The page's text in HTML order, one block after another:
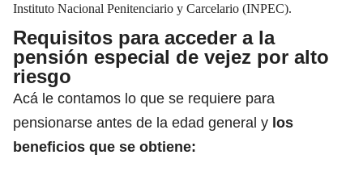
Instituto Nacional Penitenciario y Carcelario (INPEC).
Requisitos para acceder a la
pensión especial de vejez por alto
riesgo
Acá le contamos lo que se requiere para
pensionarse antes de la edad general y los
beneficios que se obtiene: